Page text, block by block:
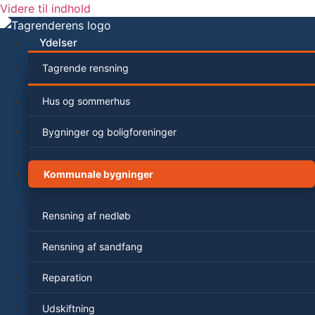
Videre til indhold
Ydelser
Tagrende rensning
Hus og sommerhus
Bygninger og boligforeninger
Kommunale bygninger
Rensning af nedløb
Rensning af sandfang
Reparation
Udskiftning